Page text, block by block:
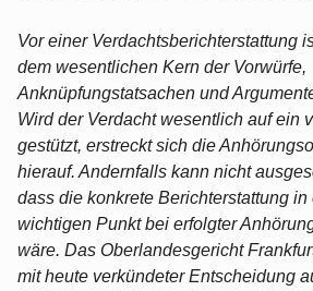
Vor einer Verdachtsberichterstattung
dem wesentlichen Kern der Vorwürfe,
Anknüpfungstatsachen und
Wird der Verdacht wesentlich auf ein
gestützt, erstreckt sich die
hierauf. Andernfalls kann nicht
dass die konkrete Berichterstattung
wichtigen Punkt bei erfolgter
wäre. Das Oberlandesgericht
mit heute verkündeter Entscheidung